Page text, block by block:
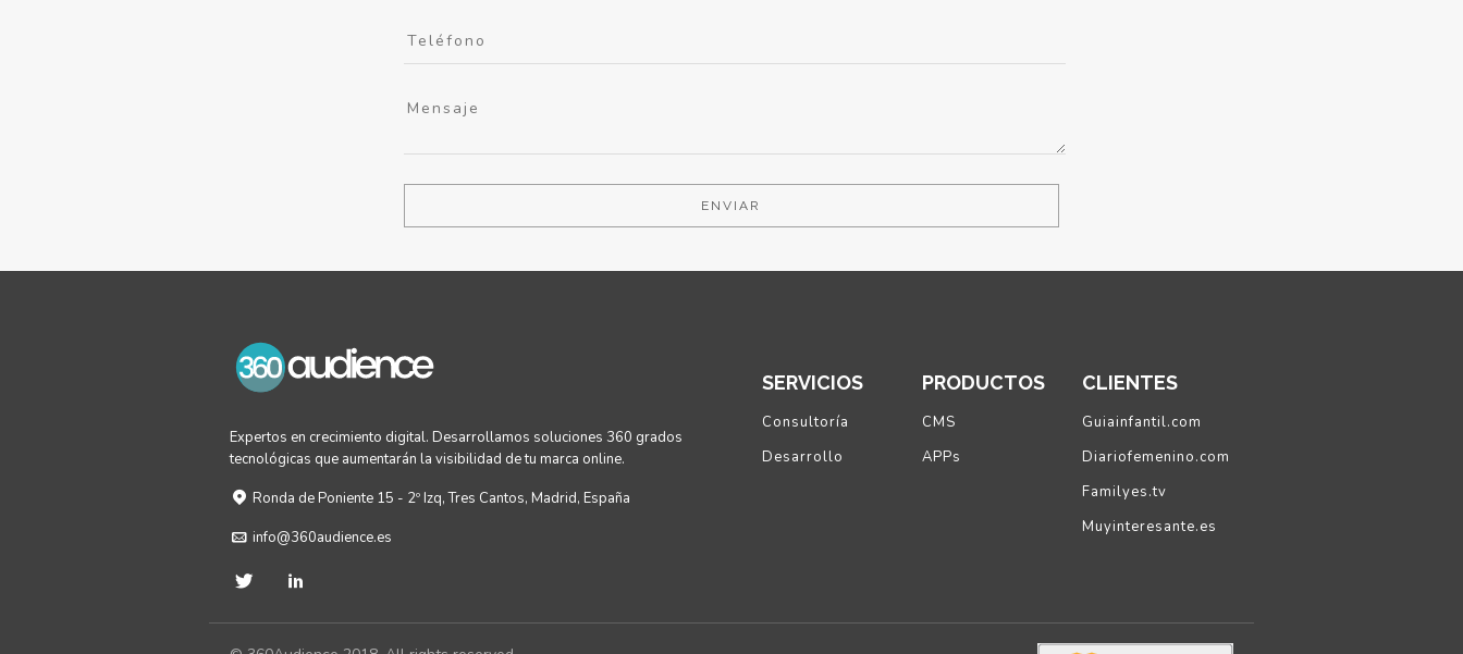
ENVIAR
Expertos en crecimiento digital. Desarrollamos soluciones 360 grados
tecnológicas que aumentarán la visibilidad de tu marca online.
Ronda de Poniente 15 - 2º Izq, Tres Cantos, Madrid, España
info@360audience.es
SERVICIOS
Consultoría
Desarrollo
PRODUCTOS
CMS
APPs
CLIENTES
Guiainfantil.com
Diariofemenino.com
Familyes.tv
Muyinteresante.es